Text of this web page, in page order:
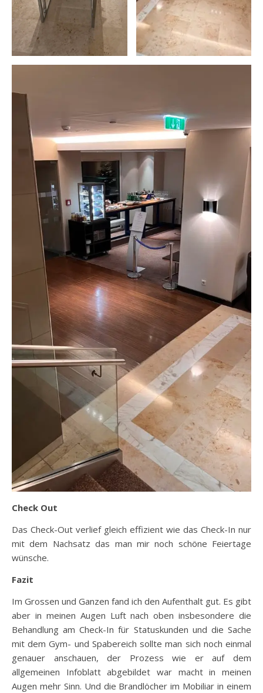
Check Out
Das Check-Out verlief gleich effizient wie das Check-In nur
mit dem Nachsatz das man mir noch schöne Feiertage
wünsche.
Fazit
Im Grossen und Ganzen fand ich den Aufenthalt gut. Es gibt
aber in meinen Augen Luft nach oben insbesondere die
Behandlung am Check-In für Statuskunden und die Sache
mit dem Gym- und Spabereich sollte man sich noch einmal
genauer anschauen, der Prozess wie er auf dem
allgemeinen Infoblatt abgebildet war macht in meinen
Augen mehr Sinn. Und die Brandlöcher im Mobiliar in einem